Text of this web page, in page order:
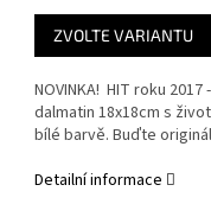
Měrná
cena:
ZVOLTE VARIANTU
NOVINKA! HIT roku
dalmatin 18x18cm s
bílé barvě. Buďte
Detailní informace